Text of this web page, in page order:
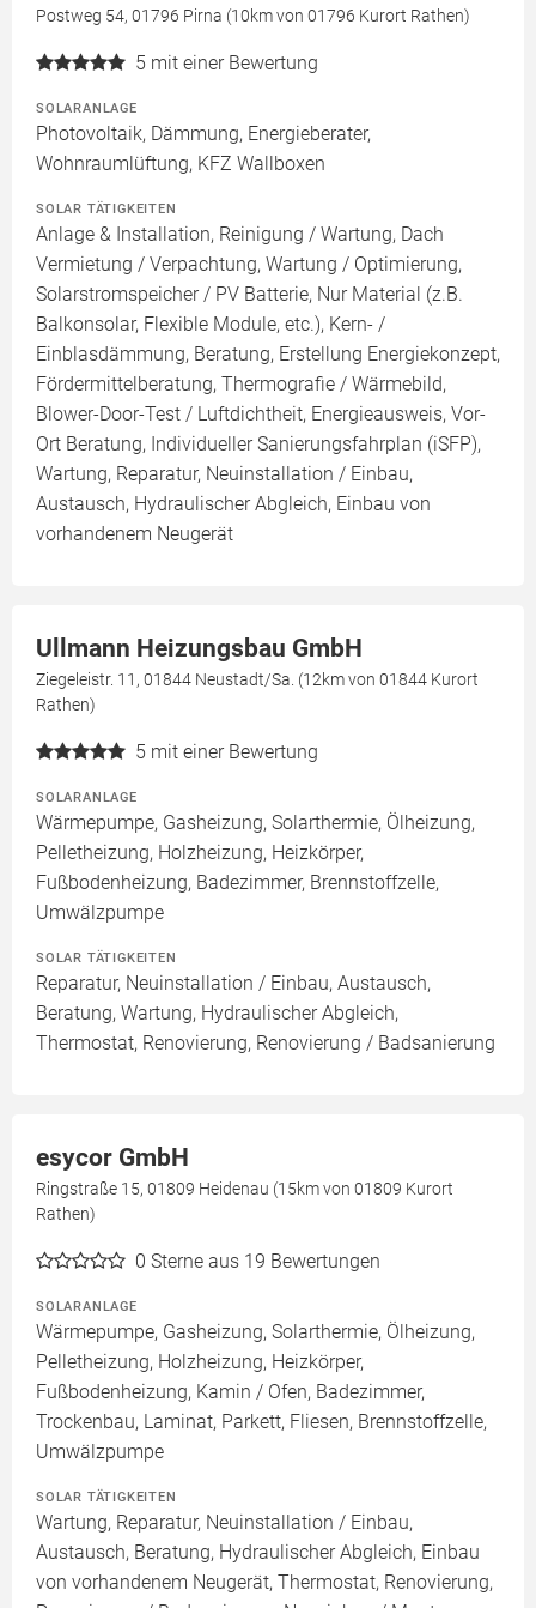
Postweg 54, 01796 Pirna (10km von 01796 Kurort Rathen)
5 mit einer Bewertung
SOLARANLAGE
Photovoltaik, Dämmung, Energieberater,
Wohnraumlüftung, KFZ Wallboxen
SOLAR TÄTIGKEITEN
Anlage & Installation, Reinigung / Wartung, Dach
Vermietung / Verpachtung, Wartung / Optimierung,
Solarstromspeicher / PV Batterie, Nur Material (z.B.
Balkonsolar, Flexible Module, etc.), Kern- /
Einblasdämmung, Beratung, Erstellung Energiekonzept,
Fördermittelberatung, Thermografie / Wärmebild,
Blower-Door-Test / Luftdichtheit, Energieausweis, Vor-
Ort Beratung, Individueller Sanierungsfahrplan (iSFP),
Wartung, Reparatur, Neuinstallation / Einbau,
Austausch, Hydraulischer Abgleich, Einbau von
vorhandenem Neugerät
Ullmann Heizungsbau GmbH
Ziegeleistr. 11, 01844 Neustadt/Sa. (12km von 01844 Kurort
Rathen)
5 mit einer Bewertung
SOLARANLAGE
Wärmepumpe, Gasheizung, Solarthermie, Ölheizung,
Pelletheizung, Holzheizung, Heizkörper,
Fußbodenheizung, Badezimmer, Brennstoffzelle,
Umwälzpumpe
SOLAR TÄTIGKEITEN
Reparatur, Neuinstallation / Einbau, Austausch,
Beratung, Wartung, Hydraulischer Abgleich,
Thermostat, Renovierung, Renovierung / Badsanierung
esycor GmbH
Ringstraße 15, 01809 Heidenau (15km von 01809 Kurort
Rathen)
0 Sterne aus 19 Bewertungen
SOLARANLAGE
Wärmepumpe, Gasheizung, Solarthermie, Ölheizung,
Pelletheizung, Holzheizung, Heizkörper,
Fußbodenheizung, Kamin / Ofen, Badezimmer,
Trockenbau, Laminat, Parkett, Fliesen, Brennstoffzelle,
Umwälzpumpe
SOLAR TÄTIGKEITEN
Wartung, Reparatur, Neuinstallation / Einbau,
Austausch, Beratung, Hydraulischer Abgleich, Einbau
von vorhandenem Neugerät, Thermostat, Renovierung,